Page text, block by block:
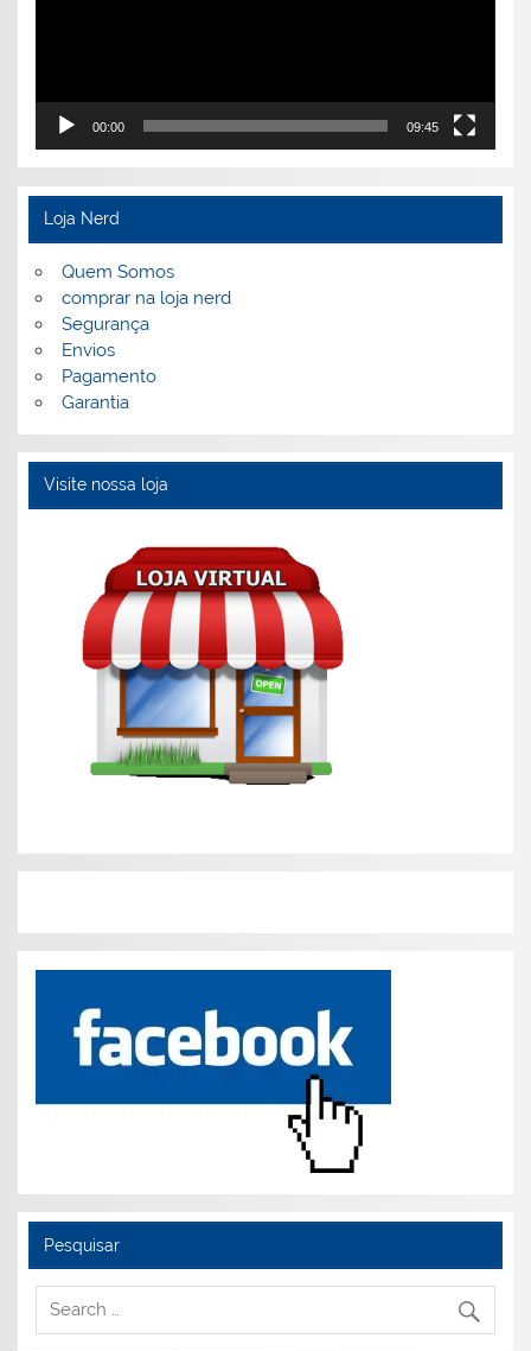
00:00 09:45
Loja Nerd
Quem Somos
comprar na loja nerd
Segurança
Envios
Pagamento
Garantia
Visite nossa loja
Pesquisar